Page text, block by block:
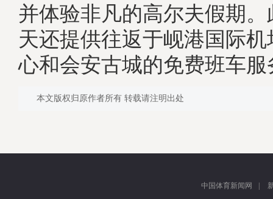
并体验非凡的高尔夫假期
天还提供往返于岘港国际
心和会安古城的免费班车服
本文版权归原作者所有 转载请注明出处
中国体育新闻网 |